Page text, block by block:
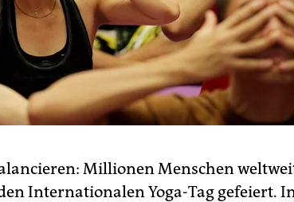
Millionen Menschen
Internationalen Yoga-Tag gefeiert.